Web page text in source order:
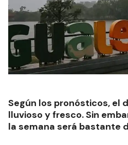
Según los pronósticos, el
lluvioso y fresco. Sin
la semana será bastante